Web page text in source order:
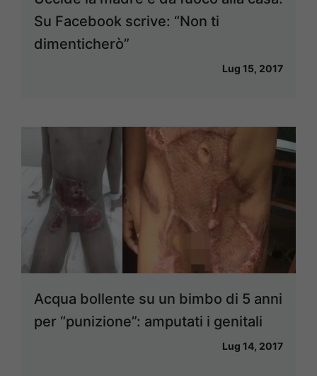
Su Facebook scrive: “Non ti
dimenticherò”
Lug 15, 2017
Acqua bollente su un bimbo di 5 anni
per “punizione”: amputati i genitali
Lug 14, 2017